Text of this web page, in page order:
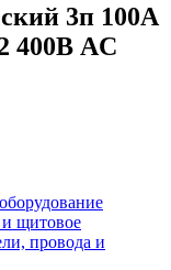
3п 100А
400В AC
и щитовое
провода и